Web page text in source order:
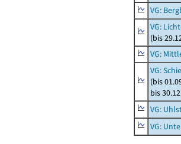
VG:
VG:
(bis
VG:
VG:
(bis
bis
VG:
VG: